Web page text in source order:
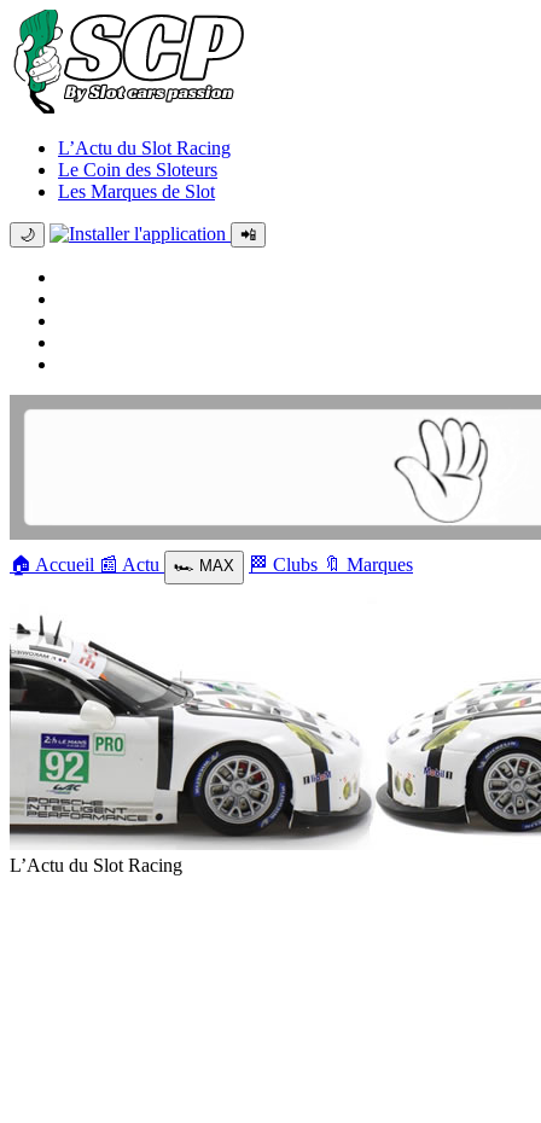
L’Actu du Slot Racing
Le Coin des Sloteurs
Les Marques de Slot
🌙 📲
🏠 Accueil 📰 Actu 🏎️ MAX 🏁 Clubs 🔖 Marques
L’Actu du Slot Racing